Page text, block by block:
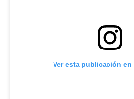
Ver esta publicación en